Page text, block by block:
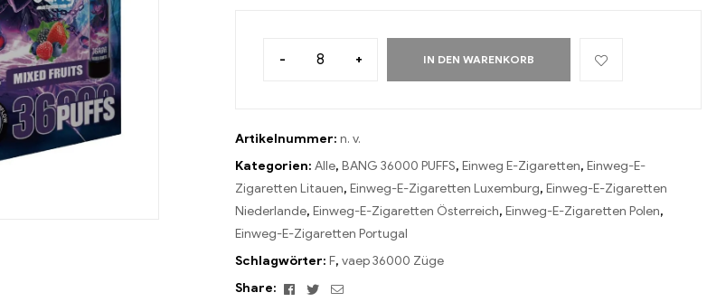
- + IN DEN WARENKORB
Artikelnummer: n. v.
Kategorien: Alle, BANG 36000 PUFFS, Einweg E-Zigaretten, Einweg-E-
Zigaretten Litauen, Einweg-E-Zigaretten Luxemburg, Einweg-E-Zigaretten
Niederlande, Einweg-E-Zigaretten Österreich, Einweg-E-Zigaretten Polen,
Einweg-E-Zigaretten Portugal
Schlagwörter: F, vaep 36000 Züge
Share:
Facebook
TwitterEmail